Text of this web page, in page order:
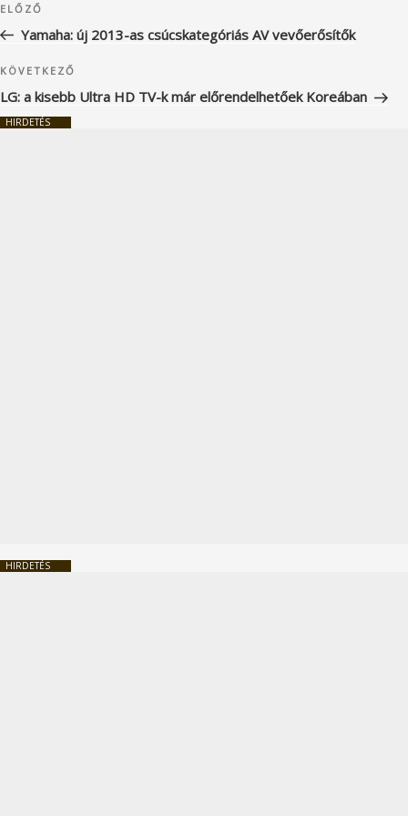
navigáció
Korábbi
bejegyzés
ELŐZŐ
Yamaha: új 2013-as csúcskategóriás AV vevőerősítők
Következő
bejegyzés
KÖVETKEZŐ
LG: a kisebb Ultra HD TV-k már előrendelhetőek Koreában
HIRDETÉS
HIRDETÉS